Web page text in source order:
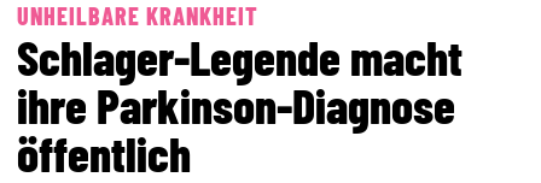
UNHEILBARE KRANKHEIT
Schlager-Legende macht
ihre Parkinson-Diagnose
öffentlich